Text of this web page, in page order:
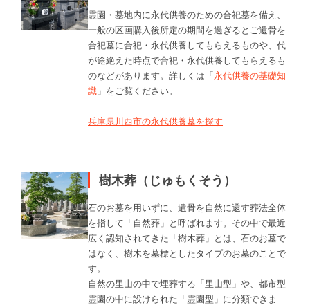
霊園・墓地内に永代供養のための合祀墓を備え、
一般の区画購入後所定の期間を過ぎるとご遺骨を
合祀墓に合祀・永代供養してもらえるものや、代
が途絶えた時点で合祀・永代供養してもらえるも
のなどがあります。詳しくは「永代供養の基礎知
識 」をご覧ください。
兵庫県川西市の永代供養墓を探す
樹木葬（じゅもくそう）
石のお墓を用いずに、遺骨を自然に還す葬法全体
を指して「自然葬」と呼ばれます。その中で最近
広く認知されてきた「樹木葬」とは、石のお墓で
はなく、樹木を墓標としたタイプのお墓のことで
す。
自然の里山の中で埋葬する「里山型」や、都市型
霊園の中に設けられた「霊園型」に分類できま